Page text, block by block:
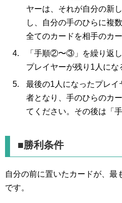
ヤーは、それが自分の新
し、自分の手のひらに複
全てのカードを相手のカ
「手順②〜③」を繰り返
プレイヤーが残り1人にな
最後の1人になったプレ
者となり、手のひらのカ
てください。その後は「
■勝利条件
自分の前に置いたカードが、最
です。